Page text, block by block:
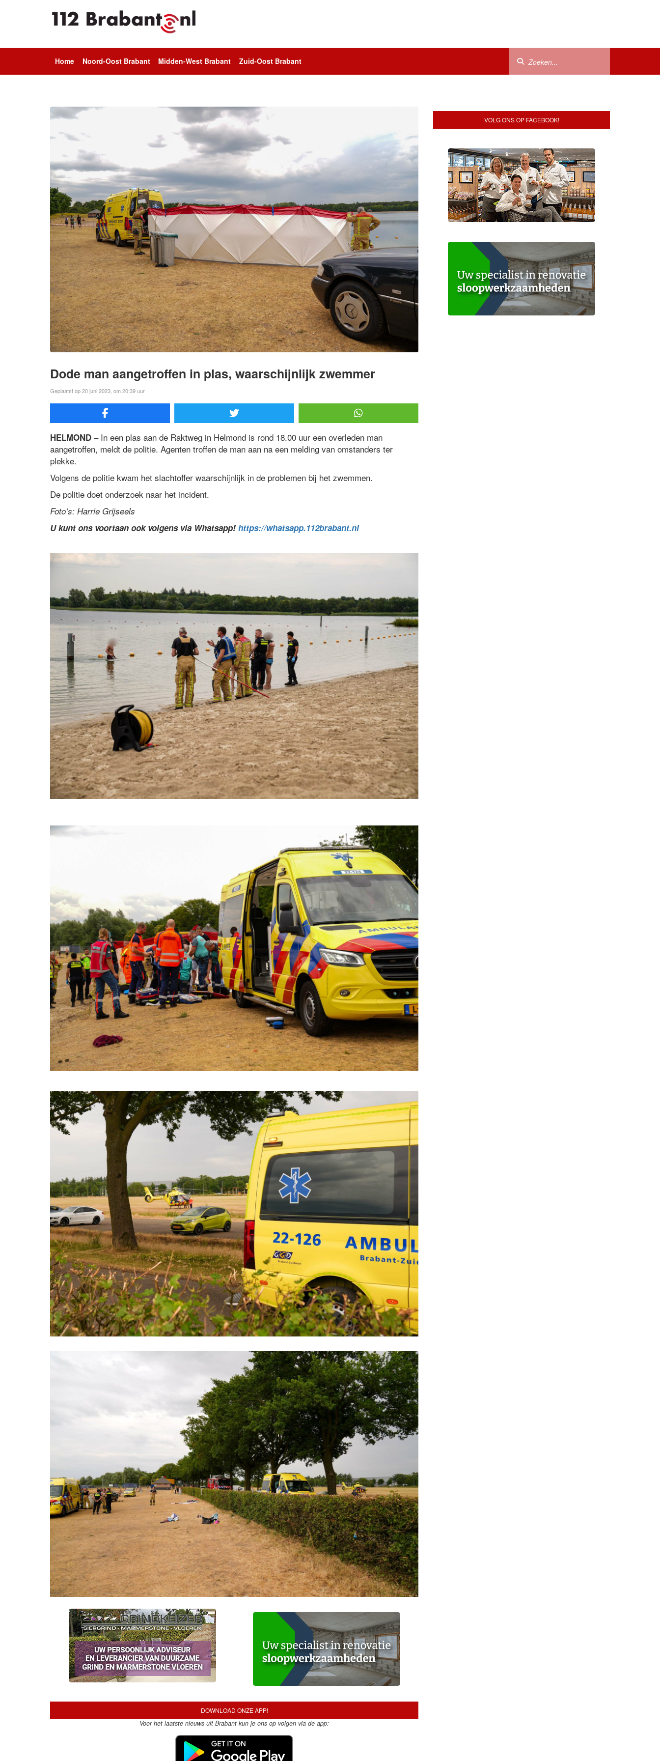
Home Noord-Oost Brabant Midden-West Brabant Zuid-Oost Brabant
Dode man aangetroffen in plas, waarschijnlijk zwemmer
Geplaatst op 20 juni 2023, om 20:39 uur
HELMOND – In een plas aan de Raktweg in Helmond is rond 18.00 uur een overleden man
aangetroffen, meldt de politie. Agenten troffen de man aan na een melding van omstanders ter
plekke.
Volgens de politie kwam het slachtoffer waarschijnlijk in de problemen bij het zwemmen.
De politie doet onderzoek naar het incident.
Foto’s: Harrie Grijseels
U kunt ons voortaan ook volgens via Whatsapp! https://whatsapp.112brabant.nl
DOWNLOAD ONZE APP!
Voor het laatste nieuws uit Brabant kun je ons op volgen via de app:
VOLG ONS OP FACEBOOK!